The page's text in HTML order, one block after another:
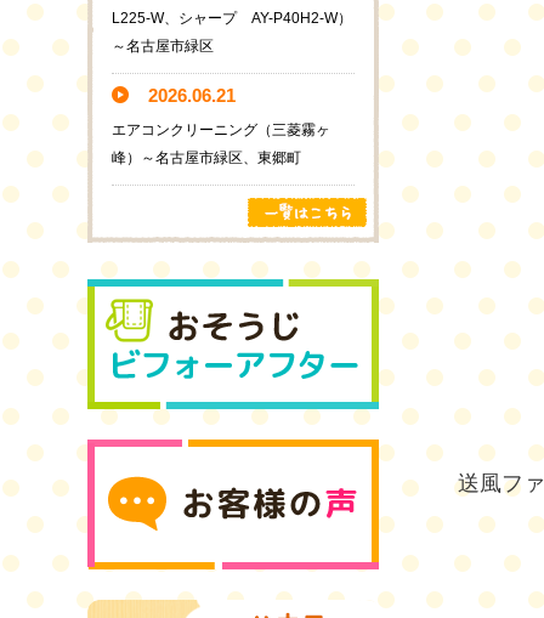
送風フ
L225-W、シャープ AY-P40H2-W）
～名古屋市緑区
2026.06.21
エアコンクリーニング（三菱霧ヶ
峰）～名古屋市緑区、東郷町